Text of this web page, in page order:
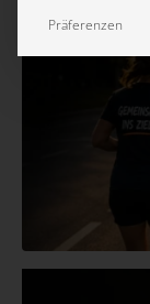
Präferenzen